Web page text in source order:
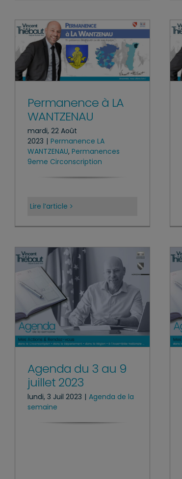
Permanence à LA
WANTZENAU
mardi, 22 Août
2023 | Permanence LA
WANTZENAU, Permanences
9eme Circonscription
Lire l’article
Agenda du 3 au 9
juillet 2023
lundi, 3 Juil 2023 | Agenda de la
semaine